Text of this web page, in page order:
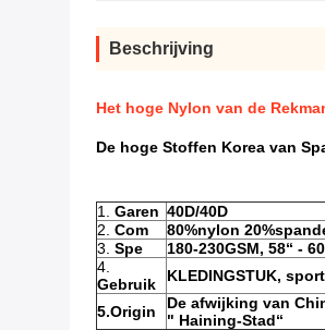
Beschrijving
Het hoge Nylon van de
De hoge Stoffen Korea van
1. Garen 40D/40D
2. Com
80%nylon
3. Spe
180-230GSM, 58“ -
4.
Gebruik
KLEDINGSTUK,
5.Origin
De afwijking van
" Haining-Stad“